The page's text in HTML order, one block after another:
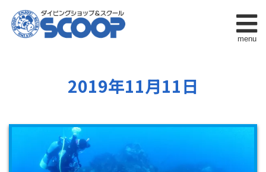
menu
2019年11月11日